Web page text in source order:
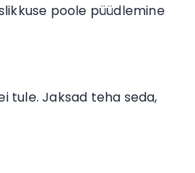
poole püüdlemine
tule. Jaksad teha seda,